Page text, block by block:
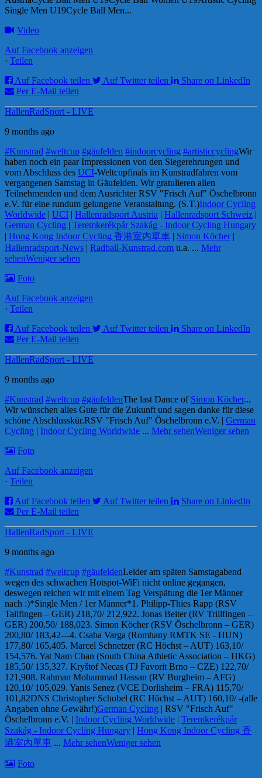
Single Men U19Cycle Ball Men...
Video
Auf Facebook anzeigen
· Teilen
Auf Facebook teilen
Auf Twitter teilen
Share on LinkedIn
Per E-Mail teilen
HallenRadSport - LIVE
9 months ago
#Kunstrad #weltcup #gäufelden #indoorcycling #artisticcyclingWir
haben noch ein paar Impressionen von den Siegerehrungen und
vom Abschluss des UCI-Weltcupfinals im Kunstradfahren vom
vergangenen Samstag in Gäufelden. Wir gratulieren allen
Teilnehmenden und dem Ausrichter RSV "Frisch Auf" Öschelbronn
e.V. für eine rundum gelungene Veranstaltung. (S.T.)Indoor Cycling
Worldwide
UCI Hallenradsport Austria Hallenradsport Schweiz
German Cycling
Teremkerékpár Szakág - Indoor Cycling Hungary
Hong Kong Indoor Cycling 香港室內單車 Simon Köcher
Hallenradsport-News
Radball-Kunstrad.com u.a. ... Mehr
sehenWeniger sehen
Foto
Auf Facebook anzeigen
· Teilen
Auf Facebook teilen
Auf Twitter teilen
Share on LinkedIn
Per E-Mail teilen
HallenRadSport - LIVE
9 months ago
#Kunstrad #weltcup #gäufeldenThe last Dance of Simon Köcher...
Wir wünschen alles Gute für die Zukunft und sagen danke für diese
schöne Abschlusskür.RSV "Frisch Auf" Öschelbronn e.V. | German
Cycling
Indoor Cycling Worldwide ... Mehr sehenWeniger sehen
Foto
Auf Facebook anzeigen
· Teilen
Auf Facebook teilen
Auf Twitter teilen
Share on LinkedIn
Per E-Mail teilen
HallenRadSport - LIVE
9 months ago
#Kunstrad #weltcup #gäufeldenLeider am späten Samstagabend
wegen des schwachen Hotspot-WiFi nicht online gegangen,
deswegen reichen wir mit einem Tag Verspätung die 1er Männer
nach :)*Single Men / 1er Männer*1. Philipp-Thies Rapp (RSV
Tailfingen – GER) 218,70/ 212,922. Jonas Beiter (RV Trillfingen –
GER) 200,50/ 188,023. Simon Köcher (RSV Öschelbronn – GER)
200,80/ 183,42---4. Csaba Varga (Romhany RMTK SE - HUN)
177,80/ 165,405. Marcel Schnetzer (RC Höchst – AUT) 163,10/
154,576. Yat Nam Chan (South China Athletic Association – HKG)
185,50/ 135,327. Kryštof Necas (TJ Favorit Brno – CZE) 122,70/
121,908. Rahman Mohammad Hassan (RV Burgheim – AFG)
120,10/ 105,029. Yanis Senez (VCE Dorlisheim – FRA) 115,70/
101,82DNS Christopher Schobel (RC Höchst – AUT) 160,10/ -(alle
Angaben ohne Gewähr!)German Cycling | RSV "Frisch Auf"
Öschelbronn e.V. | Indoor Cycling Worldwide
Teremkerékpár
Szakág - Indoor Cycling Hungary
Hong Kong Indoor Cycling 香
港室內單車 ... Mehr sehenWeniger sehen
Foto